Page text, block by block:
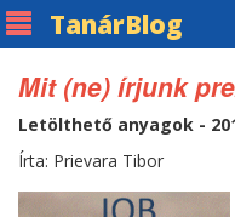
TanárBlog
Mit (ne) írjunk
Letölthető anyagok -
Írta: Prievara Tibor